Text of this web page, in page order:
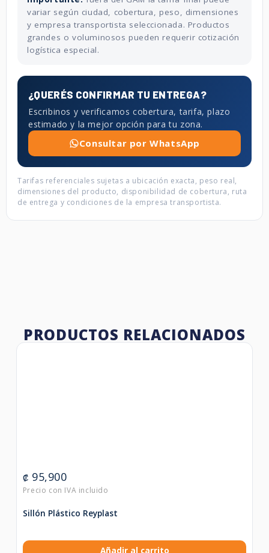
variar según ciudad, cobertura, peso, dimensiones
y empresa transportista seleccionada. Productos
grandes o voluminosos pueden requerir cotización
logística especial.
¿QUERÉS CONFIRMAR TU ENTREGA?
Escribinos y verificamos cobertura, tarifa, plazo
estimado y la mejor opción para tu zona.
Consultar por WhatsApp
Tarifas referenciales sujetas a ubicación exacta, peso real,
dimensiones del producto, disponibilidad de cobertura, ruta
de entrega y condiciones de la empresa transportista.
PRODUCTOS RELACIONADOS
₡ 95,900
Sillón Plástico Reyplast